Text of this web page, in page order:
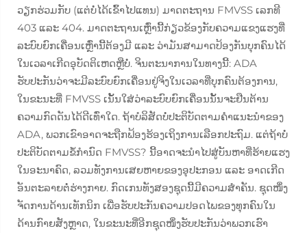
ວຽກຮ່ວມກັບ (ແຕ່ບໍ່ໄດ້ເຂົ້າໄປແທນ) ມາດຕະຖານ FMVSS ເລກທີ
403 ແລະ 404. ມາດຕະຖານເຫຼົ່ານີ້ກ່ຽວຂ້ອງກັບຄວາມແຂງແຮງທີ່
ລະບົບຍົກເຄື່ອນເຫຼົ່ານີ້ຕ້ອງມີ ແລະ ວ່າມັນສາມາດປ້ອງກັນບຸກຄົນໄດ້
ໃນເວລາເກີດອຸບັດຕິເຫດຫຼືບໍ່. ຈິນຕະນາການໃນທາງນີ້: ADA
ຮັບປະກັນວ່າຈະມີລະບົບຍົກເຄື່ອນຢູ່ຈິງໃນເວລາທີ່ບຸກຄົນຕ້ອງການ,
ໃນຂະນະທີ່ FMVSS ເນັ້ນໃສ່ວ່າລະບົບຍົກເຄື່ອນນັ້ນຈະຢືນຕ້ານ
ຄວາມກົດດັນໄດ້ດີເທົ່າໃດ. ຖ້າບໍລິສັດບໍ່ປະຕິບັດຕາມຄຳແນະນຳຂອງ
ADA, ພວກເຂົາອາດຈະຖືກຟ້ອງຮ້ອງເຖິງການເລືອກປະຖົມ. ແຕ່ຖ້າບໍ່
ປະຕິບັດຕາມຂໍ້ກຳນົດ FMVSS? ນີ້ອາດຈະນຳໄປສູ່ບັນຫາທີ່ຮ້າຍແຮງ
ໃນອະນາຄົດ, ລວມທັງການເສຍຫາຍຂອງອຸປະກອນ ແລະ ອາດເກີດ
ອັນຕະລາຍຕໍ່ຮ່າງກາຍ. ກົດເກນທັງສອງຊຸດນີ້ມີຄວາມສຳຄັນ. ຊຸດໜຶ່ງ
ຈັດການດ້ານເທັກນິກ ເພື່ອຮັບປະກັນຄວາມປອດໄພຂອງທຸກຄົນໃນ
ດ້ານກົາຍສັງຫຼາດ, ໃນຂະນະທີ່ອີກຊຸດໜຶ່ງຮັບປະກັນວ່າພວກເຮົາ